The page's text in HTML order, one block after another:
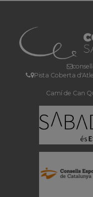
Pista Coberta
Camí de Can